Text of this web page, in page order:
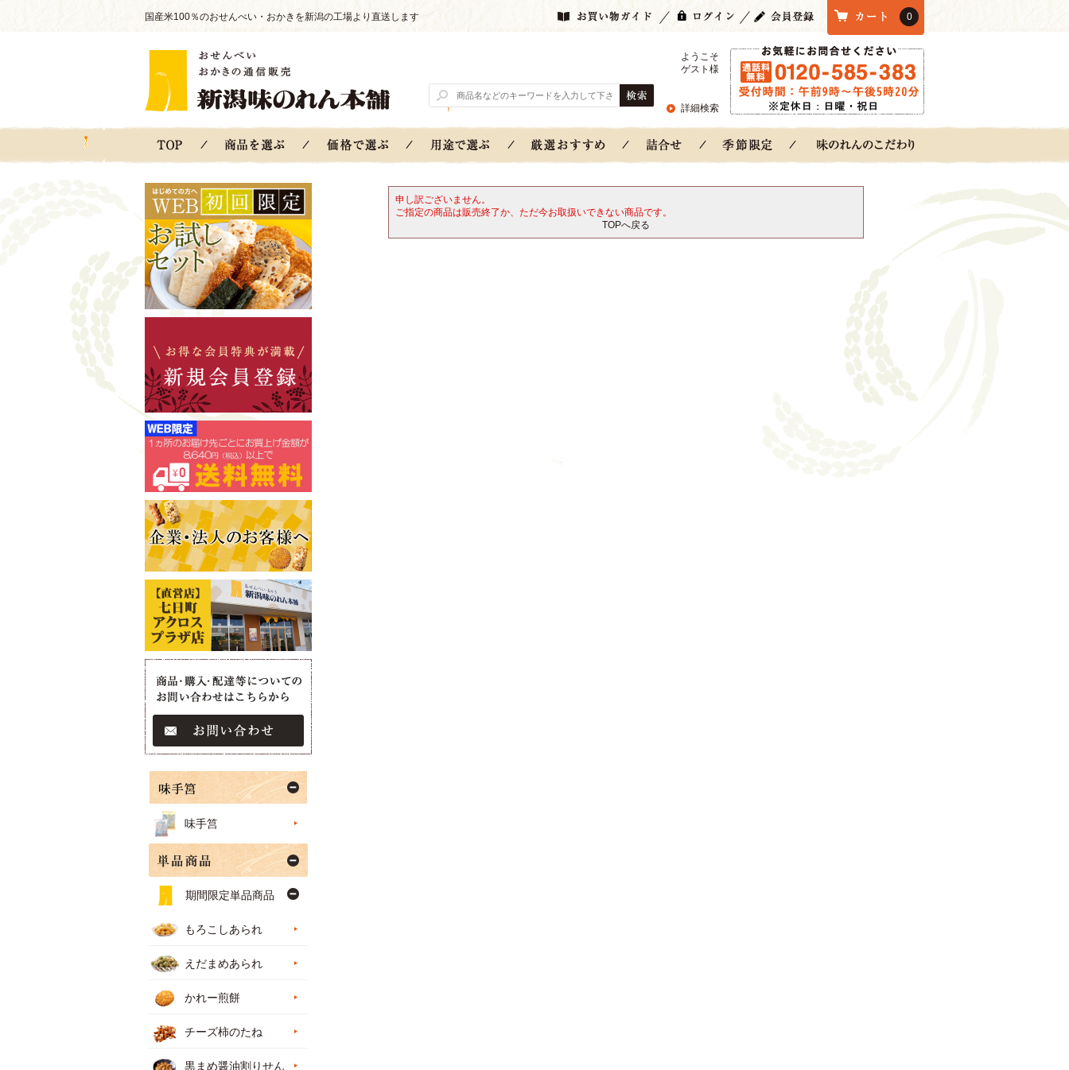
国産米100％のおせんべい・おかきを新潟の工場より直送します 0
ようこそ
ゲスト様
詳細検索
申し訳ございません。
ご指定の商品は販売終了か、ただ今お取扱いできない商品です。
TOPへ戻る
味手筥
期間限定単品商品
もろこしあられ
えだまめあられ
かれー煎餅
チーズ柿のたね
黒まめ醤油割りせん